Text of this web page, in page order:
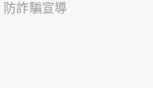
防詐騙宣導